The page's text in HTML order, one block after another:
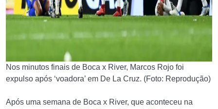
Nos minutos finais de Boca x River, Marcos Rojo foi
expulso após ‘voadora’ em De La Cruz. (Foto: Reprodução)
Após uma semana de Boca x River, que aconteceu na